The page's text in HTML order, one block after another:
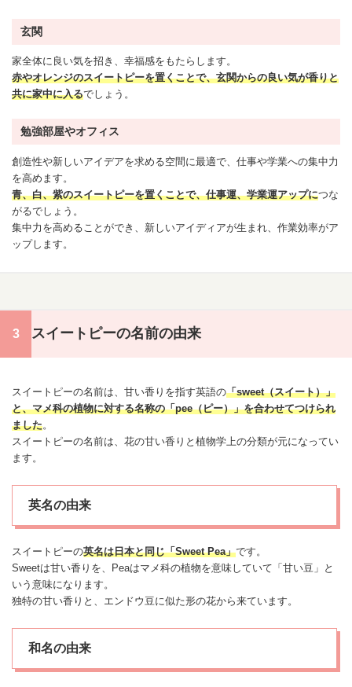
玄関
家全体に良い気を招き、幸福感をもたらします。
赤やオレンジのスイートピーを置くことで、玄関からの良い気が香りと
共に家中に入るでしょう。
勉強部屋やオフィス
創造性や新しいアイデアを求める空間に最適で、仕事や学業への集中力
を高めます。
青、白、紫のスイートピーを置くことで、仕事運、学業運アップにつな
がるでしょう。
集中力を高めることができ、新しいアイディアが生まれ、作業効率がア
ップします。
スイートピーの名前の由来
スイートピーの名前は、甘い香りを指す英語の「sweet（スイート）」
と、マメ科の植物に対する名称の「pee（ピー）」を合わせてつけられ
ました。
スイートピーの名前は、花の甘い香りと植物学上の分類が元になってい
ます。
英名の由来
スイートピーの英名は日本と同じ「Sweet Pea」です。
Sweetは甘い香りを、Peaはマメ科の植物を意味していて「甘い豆」と
いう意味になります。
独特の甘い香りと、エンドウ豆に似た形の花から来ています。
和名の由来